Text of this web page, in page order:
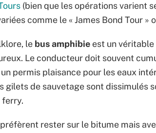
(bien que les opérations varient
comme le « James Bond Tour »
le bus amphibie est un véritable
Le conducteur doit souvent
permis plaisance pour les eaux
gilets de sauvetage sont dissimulés
ferry.
rester sur le bitume mais